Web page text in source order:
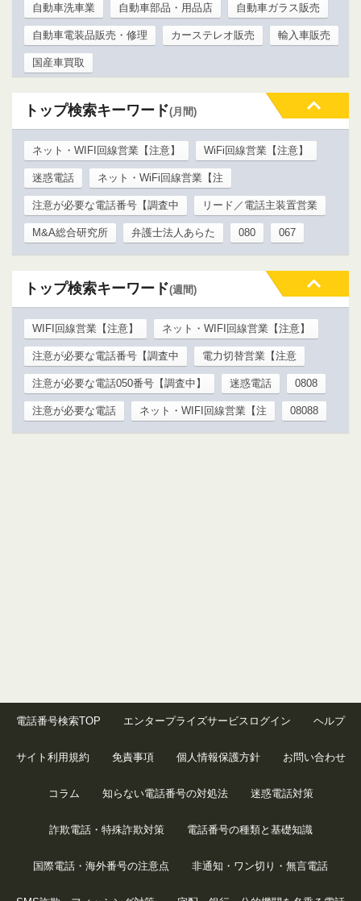
自動車洗車業 自動車部品・用品店 自動車ガラス販売
自動車電装品販売・修理 カーステレオ販売 輸入車販売
国産車買取
トップ検索キーワード(月間)
ネット・WIFI回線営業【注意】 WiFi回線営業【注意】
迷惑電話 ネット・WiFi回線営業【注
注意が必要な電話番号【調査中 リード／電話主装置営業
M&A総合研究所 弁護士法人あらた 080 067
トップ検索キーワード(週間)
WIFI回線営業【注意】 ネット・WIFI回線営業【注意】
注意が必要な電話番号【調査中 電力切替営業【注意
注意が必要な電話050番号【調査中】 迷惑電話 0808
注意が必要な電話 ネット・WIFI回線営業【注 08088
電話番号検索TOP エンタープライズサービスログイン ヘルプ
サイト利用規約 免責事項 個人情報保護方針 お問い合わせ
コラム 知らない電話番号の対処法 迷惑電話対策
詐欺電話・特殊詐欺対策 電話番号の種類と基礎知識
国際電話・海外番号の注意点 非通知・ワン切り・無言電話